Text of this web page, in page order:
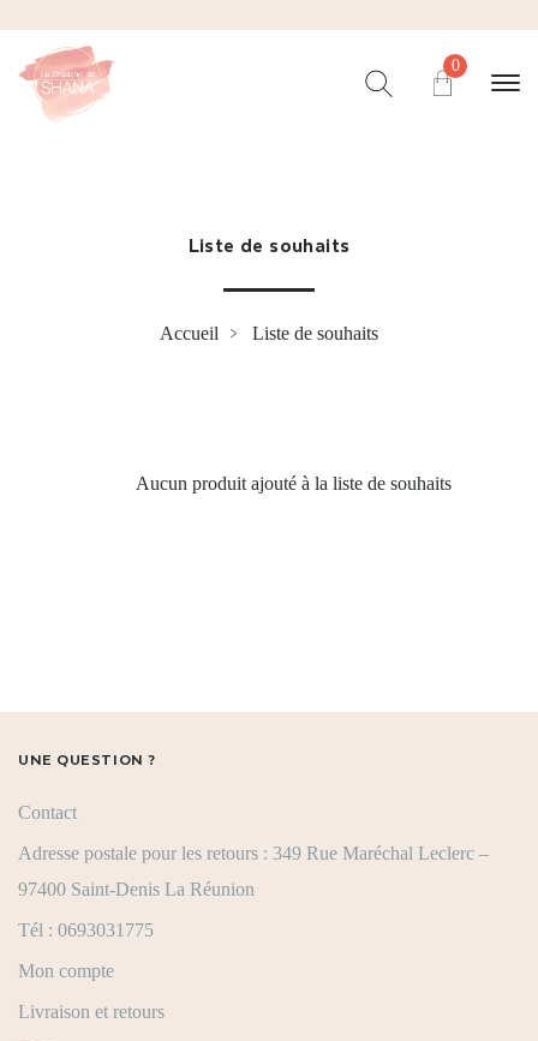
0
Liste de souhaits
Accueil Liste de souhaits
Aucun produit ajouté à la liste de souhaits
UNE QUESTION ?
Contact
Adresse postale pour les retours : 349 Rue Maréchal Leclerc –
97400 Saint-Denis La Réunion
Tél : 0693031775
Mon compte
Livraison et retours